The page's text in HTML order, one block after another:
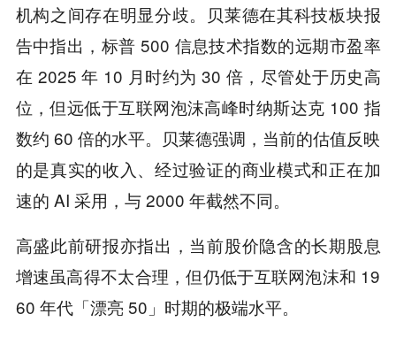
机构之间存在明显分歧。贝莱德在其科技板块报
告中指出，标普 500 信息技术指数的远期市盈率
在 2025 年 10 月时约为 30 倍，尽管处于历史高
位，但远低于互联网泡沫高峰时纳斯达克 100 指
数约 60 倍的水平。贝莱德强调，当前的估值反映
的是真实的收入、经过验证的商业模式和正在加
速的 AI 采用，与 2000 年截然不同。
高盛此前研报亦指出，当前股价隐含的长期股息
增速虽高得不太合理，但仍低于互联网泡沫和 19
60 年代「漂亮 50」时期的极端水平。